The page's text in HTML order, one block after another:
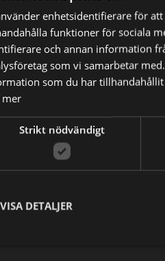
utmaning hittills - att skapa
slipgjutning. I snabbtestet
linjer på snurrande
dreja den största slutna
enhetsidentifierare för
funktioner för sociala
och annan information
som vi samarbetar
som du har
mer
Strikt nödvändigt
VISA DETALJER